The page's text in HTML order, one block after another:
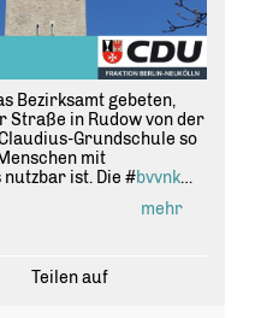
Bezirksamt gebeten,
Straße in Rudow von der
Grundschule so
mit
ist. Die #bvvnk
mehr
Teilen auf